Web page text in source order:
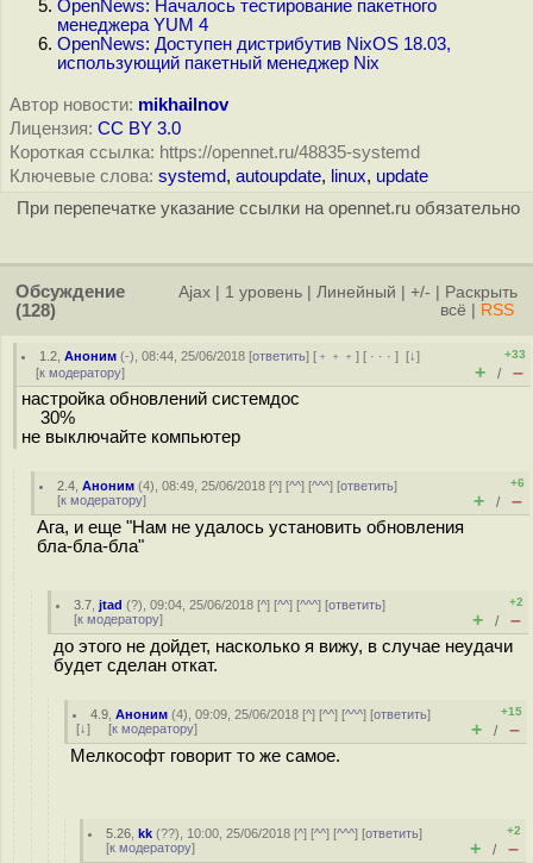
OpenNews: Началось тестирование пакетного
менеджера YUM 4
OpenNews: Доступен дистрибутив NixOS 18.03,
использующий пакетный менеджер Nix
Автор новости: mikhailnov
Лицензия: CC BY 3.0
Короткая ссылка: https://opennet.ru/48835-systemd
Ключевые слова: systemd, autoupdate, linux, update
При перепечатке указание ссылки на opennet.ru обязательно
Обсуждение
(128)
Ajax 1 уровень Линейный +/-
Раскрыть
всё
RSS
1.2 ,Аноним (-), 08:44, 25/06/2018 [ответить] [ ﹢﹢﹢] [ · · ·][↓]
[к модератору]
+33
+ / –
настройка обновлений системдос
30%
не выключайте компьютер
2.4 ,Аноним (4), 08:49, 25/06/2018 [^] [^^] [^^^] [ответить]
[к модератору]
+6
+ / –
Ага, и еще "Нам не удалось установить обновления
бла-бла-бла"
3.7 ,jtad (?), 09:04, 25/06/2018 [^] [^^] [^^^] [ответить]
[к модератору]
+2
+ / –
до этого не дойдет, насколько я вижу, в случае неудачи
будет сделан откат.
4.9 ,Аноним (4), 09:09, 25/06/2018 [^] [^^] [^^^] [ответить]
[↓] [к модератору]
+15
+ / –
Мелкософт говорит то же самое.
5.26 ,kk (??), 10:00, 25/06/2018 [^] [^^] [^^^] [ответить]
[к модератору]
+2
+ / –